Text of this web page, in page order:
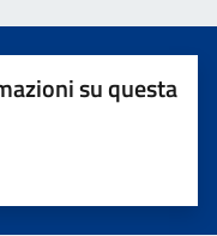
su questa